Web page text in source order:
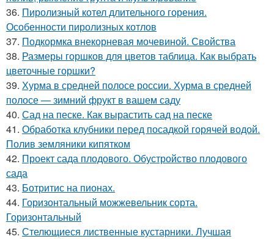
36. Пиролизный котел длительного горения.
Особенности пиролизных котлов
37. Подкормка внекорневая мочевиной. Свойства
38. Размеры горшков для цветов таблица. Как выбрать
цветочные горшки?
39. Хурма в средней полосе россии. Хурма в средней
полосе — зимний фрукт в вашем саду
40. Сад на песке. Как вырастить сад на песке
41. Обработка клубники перед посадкой горячей водой.
Полив земляники кипятком
42. Проект сада плодового. Обустройство плодового
сада
43. Ботритис на пионах.
44. Горизонтальный можжевельник сорта.
Горизонтальный
45. Стелющиеся лиственные кустарники. Лучшая